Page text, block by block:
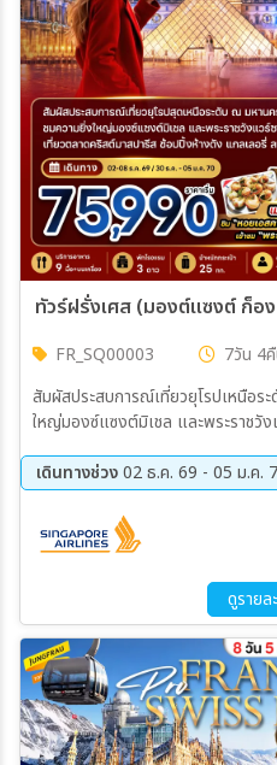
ทัวร์ฝรั่งเศส (มองต์แซงต์ ก็อ
FR_SQ00003 7วัน 4
สัมผัสประสบการณ์เที่ยวยุโรปเหนือร
ใหญ่มองซ์แซงต์มิเชล และพระราชวั
เดินทางช่วง02 ธ.ค. 69 - 05 ม.ค.
ดูรายล